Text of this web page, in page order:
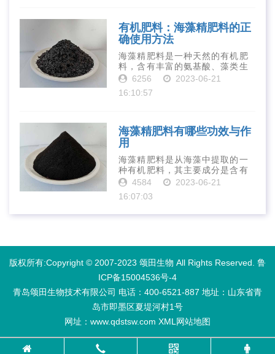
有机肥料：海藻精肥料的正
确使用方法
海藻精肥料是一种天然的有机肥
料，含有丰富的氨基酸、藻类生
长素、维生素、微量元素、蛋白
质等营养物质，可以提高土壤肥
力、促进植物生长、增强植物抗
6256
2023-06-21
16:10:57
海藻精肥料有哪些功效与作
用
海藻精肥料是从海藻中提取的一
种有机肥料，其主要成分是含有
丰富的微量元素、植物生长素、
植物激素等植物营养物质。它具
有增强作物生长、促进植物根系
发达、提高作物产量等多种作用
4584
2023-06-21
16:07:03
版权所有:Copyright © 2007-2023 颂田生物 All Rights Reserved. 鲁
ICP备15004536号-4
青岛颂田生物技术有限公司 电话：400-6521-887​ 地址：山东省青
岛市即墨区夏堤河村1号
网址：www.qdstsw.com XML 网站地图